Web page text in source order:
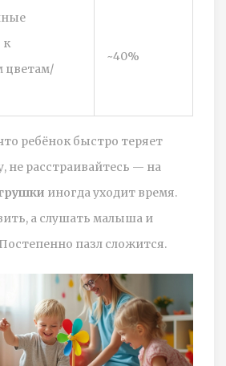
к
цветам/
~40%
ребёнок быстро теряет
не расстраивайтесь — на
иногда уходит время.
а слушать малыша и
пазл сложится.